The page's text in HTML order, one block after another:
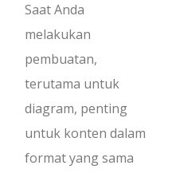
Saat Anda
melakukan
pembuatan,
terutama untuk
diagram, penting
untuk konten dalam
format yang sama